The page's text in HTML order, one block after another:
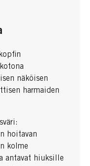
näköisen
harmaiden
hoitavan
kolme
antavat hiuksille